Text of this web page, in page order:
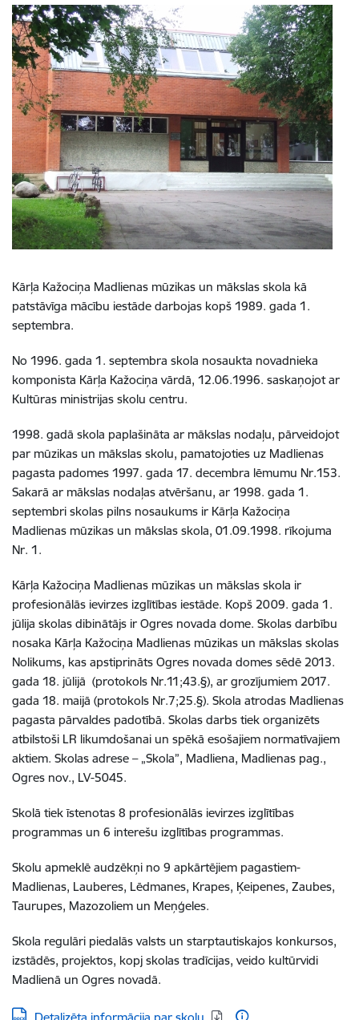
Kārļa Kažociņa Madlienas mūzikas un mākslas skola kā
patstāvīga mācību iestāde darbojas kopš 1989. gada 1.
septembra.
No 1996. gada 1. septembra skola nosaukta novadnieka
komponista Kārļa Kažociņa vārdā, 12.06.1996. saskaņojot ar
Kultūras ministrijas skolu centru.
1998. gadā skola paplašināta ar mākslas nodaļu, pārveidojot
par mūzikas un mākslas skolu, pamatojoties uz Madlienas
pagasta padomes 1997. gada 17. decembra lēmumu Nr.153.
Sakarā ar mākslas nodaļas atvēršanu, ar 1998. gada 1.
septembri skolas pilns nosaukums ir Kārļa Kažociņa
Madlienas mūzikas un mākslas skola, 01.09.1998. rīkojuma
Nr. 1.
Kārļa Kažociņa Madlienas mūzikas un mākslas skola ir
profesionālās ievirzes izglītības iestāde. Kopš 2009. gada 1.
jūlija skolas dibinātājs ir Ogres novada dome. Skolas darbību
nosaka Kārļa Kažociņa Madlienas mūzikas un mākslas skolas
Nolikums, kas apstiprināts Ogres novada domes sēdē 2013.
gada 18. jūlijā (protokols Nr.11;43.§), ar grozījumiem 2017.
gada 18. maijā (protokols Nr.7;25.§). Skola atrodas Madlienas
pagasta pārvaldes padotībā. Skolas darbs tiek organizēts
atbilstoši LR likumdošanai un spēkā esošajiem normatīvajiem
aktiem. Skolas adrese – „Skola”, Madliena, Madlienas pag.,
Ogres nov., LV-5045.
Skolā tiek īstenotas 8 profesionālās ievirzes izglītības
programmas un 6 interešu izglītības programmas.
Skolu apmeklē audzēkņi no 9 apkārtējiem pagastiem-
Madlienas, Lauberes, Lēdmanes, Krapes, Ķeipenes, Zaubes,
Taurupes, Mazozoliem un Meņģeles.
Skola regulāri piedalās valsts un starptautiskajos konkursos,
izstādēs, projektos, kopj skolas tradīcijas, veido kultūrvidi
Madlienā un Ogres novadā.
Lejupielādēt: